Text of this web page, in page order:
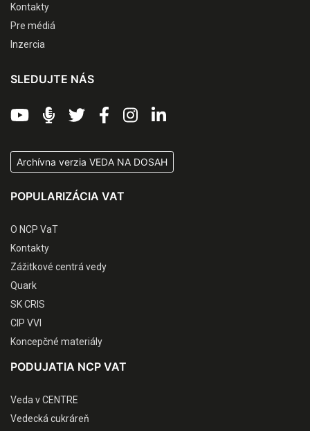
Kontakty
Pre médiá
Inzercia
SLEDUJTE NÁS
Archívna verzia VEDA NA DOSAH
POPULARIZÁCIA VAT
O NCP VaT
Kontakty
Zážitkové centrá vedy
Quark
SK CRIS
CIP VVI
Koncepčné materiály
PODUJATIA NCP VAT
Veda v CENTRE
Vedecká cukráreň